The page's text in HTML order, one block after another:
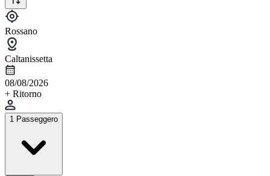
Rossano
Caltanissetta
08/08/2026
+ Ritorno
1 Passeggero